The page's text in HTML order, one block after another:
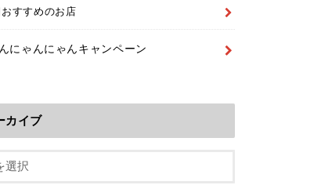
すすめのお店
にゃんにゃんキャンペーン
カイブ